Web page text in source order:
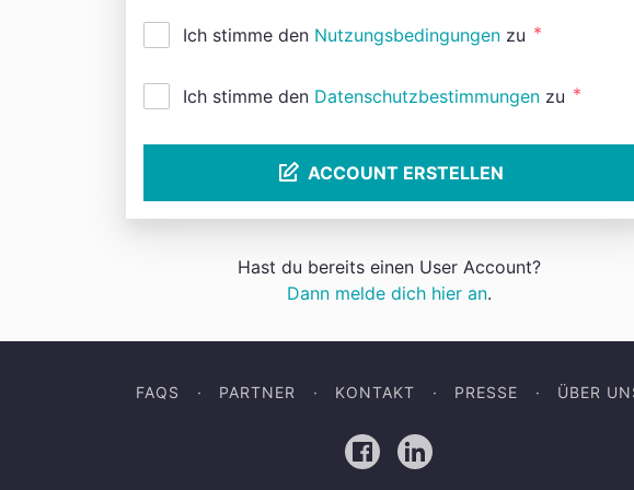
Ich stimme den Nutzungsbedingungen zu *
Ich stimme den Datenschutzbestimmungen zu *
ACCOUNT ERSTELLEN
Hast du bereits einen User Account?
Dann melde dich hier an.
FAQS PARTNER KONTAKT PRESSE ÜBER
FacebookLinkedIn